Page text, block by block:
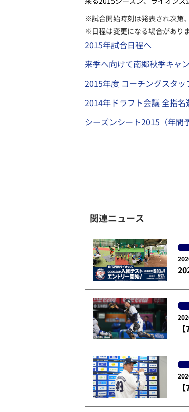
※試合開始時刻は発表され次第
※日程は変更になる場合があり
2015年試合日程へ
来季へ向けて南郷秋季キャ
2015年度 コーチングスタッ
2014年ドラフト会議 全指名
シーズンシート2015（年間
関連ニュース